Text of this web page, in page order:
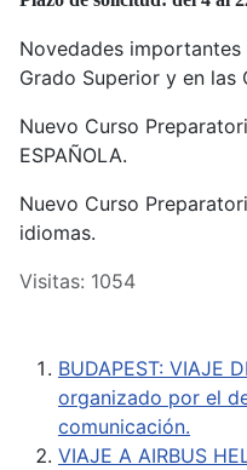
Novedades
Grado Superior y en las
Nuevo Curso
ESPAÑOLA.
Nuevo Curso
idiomas.
Visitas: 1054
BUDAPEST: VIAJE
organizado por el
comunicación.
VIAJE A AIRBUS